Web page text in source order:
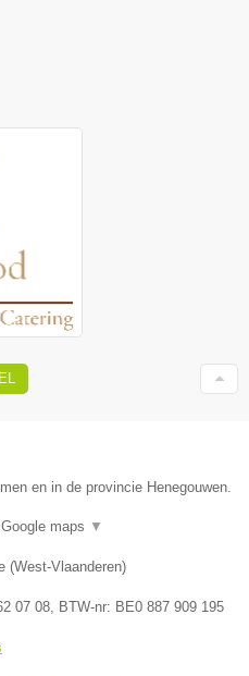
en in de provincie Henegouwen.
Google maps ▼
(West-Vlaanderen)
07 08 , BTW-nr: BE0 887 909 195